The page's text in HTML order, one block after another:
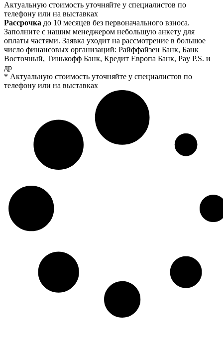
Актуальную стоимость уточняйте у специалистов по
телефону или на выставках
Рассрочка до 10 месяцев без первоначального взноса.
Заполните с нашим менеджером небольшую анкету для
оплаты частями. Заявка уходит на рассмотрение в большое
число финансовых организаций: Райффайзен Банк, Банк
Восточный, Тинькофф Банк, Кредит Европа Банк, Pay P.S. и
др
* Актуальную стоимость уточняйте у специалистов по
телефону или на выставках